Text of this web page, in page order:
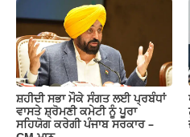
ਸ਼ਹੀਦੀ ਸਭਾ ਮੌਕੇ ਸੰਗਤ ਲਈ ਪ੍ਰਬੰਧਾਂ
ਵਾਸਤੇ ਸ਼੍ਰੋਮਣੀ ਕਮੇਟੀ ਨੂੰ ਪੂਰਾ
ਸਹਿਯੋਗ ਕਰੇਗੀ ਪੰਜਾਬ ਸਰਕਾਰ –